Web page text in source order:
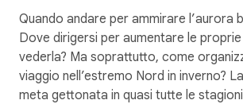
Quando andare per ammirare l’aurora
Dove dirigersi per aumentare le
vederla? Ma soprattutto, come
viaggio nell’estremo Nord in inverno?
meta gettonata in quasi tutte le